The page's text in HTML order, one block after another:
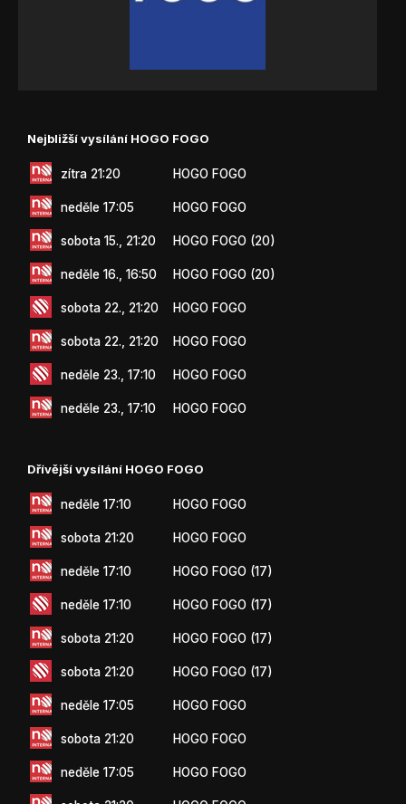
Nejbližší vysílání HOGO FOGO
zítra 21:20 HOGO FOGO
neděle 17:05 HOGO FOGO
sobota 15., 21:20 HOGO FOGO (20)
neděle 16., 16:50 HOGO FOGO (20)
sobota 22., 21:20 HOGO FOGO
sobota 22., 21:20 HOGO FOGO
neděle 23., 17:10 HOGO FOGO
neděle 23., 17:10 HOGO FOGO
Dřívější vysílání HOGO FOGO
neděle 17:10 HOGO FOGO
sobota 21:20 HOGO FOGO
neděle 17:10 HOGO FOGO (17)
neděle 17:10 HOGO FOGO (17)
sobota 21:20 HOGO FOGO (17)
sobota 21:20 HOGO FOGO (17)
neděle 17:05 HOGO FOGO
sobota 21:20 HOGO FOGO
neděle 17:05 HOGO FOGO